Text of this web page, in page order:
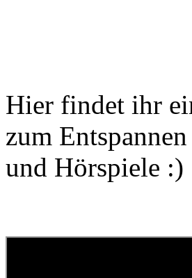
Hier findet ihr
zum
und Hörspiele :)